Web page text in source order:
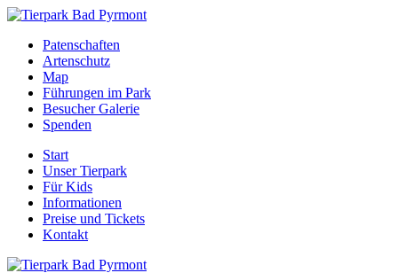
Patenschaften
Artenschutz
Map
Führungen im Park
Besucher Galerie
Spenden
Start
Unser Tierpark
Für Kids
Informationen
Preise und Tickets
Kontakt